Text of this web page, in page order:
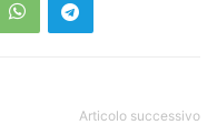
Articolo successivo